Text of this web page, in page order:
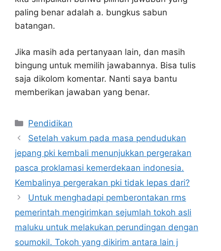
paling benar adalah a. bungkus sabun
batangan.
Jika masih ada pertanyaan lain, dan masih
bingung untuk memilih jawabannya. Bisa tulis
saja dikolom komentar. Nanti saya bantu
memberikan jawaban yang benar.
Kategori
Pendidikan
Setelah vakum pada masa pendudukan
jepang pki kembali menunjukkan pergerakan
pasca proklamasi kemerdekaan indonesia.
Kembalinya pergerakan pki tidak lepas dari?
Untuk menghadapi pemberontakan rms
pemerintah mengirimkan sejumlah tokoh asli
maluku untuk melakukan perundingan dengan
soumokil. Tokoh yang dikirim antara lain j